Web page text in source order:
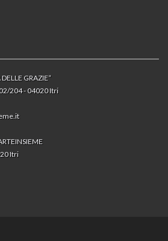
GRAZIE”
204 - 04020 Itri
Itri